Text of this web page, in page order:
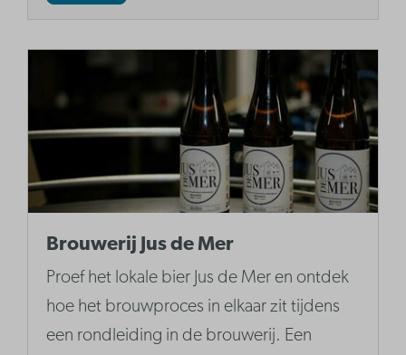
Brouwerij Jus de Mer
Proef het lokale bier Jus de Mer en ontdek
hoe het brouwproces in elkaar zit tijdens
een rondleiding in de brouwerij. Een